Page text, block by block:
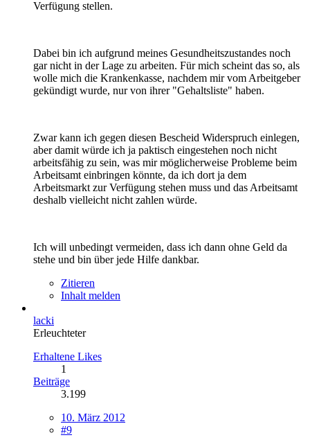
Verfügung stellen.
Dabei bin ich aufgrund meines Gesundheitszustandes noch
gar nicht in der Lage zu arbeiten. Für mich scheint das so, als
wolle mich die Krankenkasse, nachdem mir vom Arbeitgeber
gekündigt wurde, nur von ihrer "Gehaltsliste" haben.
Zwar kann ich gegen diesen Bescheid Widerspruch einlegen,
aber damit würde ich ja paktisch eingestehen noch nicht
arbeitsfähig zu sein, was mir möglicherweise Probleme beim
Arbeitsamt einbringen könnte, da ich dort ja dem
Arbeitsmarkt zur Verfügung stehen muss und das Arbeitsamt
deshalb vielleicht nicht zahlen würde.
Ich will unbedingt vermeiden, dass ich dann ohne Geld da
stehe und bin über jede Hilfe dankbar.
Zitieren
Inhalt melden
lacki
Erleuchteter
Erhaltene Likes
1
Beiträge
3.199
10. März 2012
#9